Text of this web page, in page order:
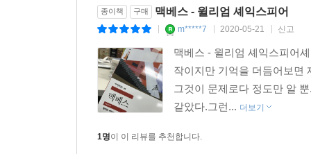
종이책 구매 맥베스 - 윌리엄 셰익스피어
m*****7 2020-05-21 신고
맥베스 - 윌리엄 셰익스피어
작이지만 기억을 더듬어보면
그것이 문제로다 정도만 알
같았다.그런... 더보기
1명이 이 리뷰를 추천합니다.